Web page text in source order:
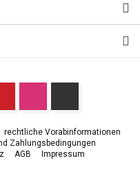
rechtliche Vorabinformationen
Zahlungsbedingungen
AGB Impressum